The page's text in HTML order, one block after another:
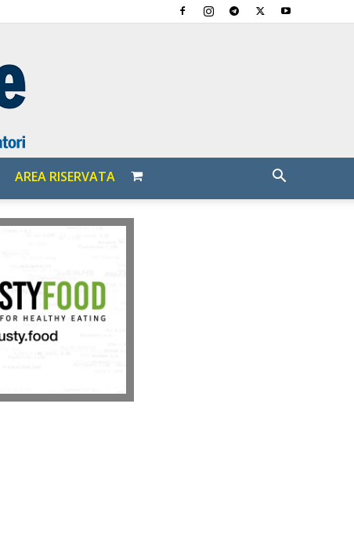
AREA RISERVATA